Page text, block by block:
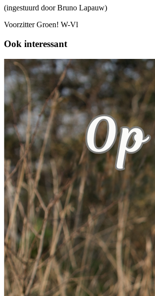
(ingestuurd door Bruno Lapauw)
Voorzitter Groen! W-Vl
Ook interessant